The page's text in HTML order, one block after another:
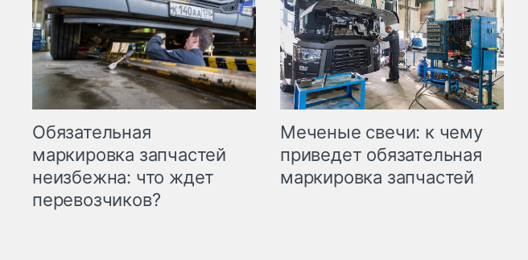
Обязательная
маркировка запчастей
неизбежна: что ждет
перевозчиков?
Меченые свечи: к чему
приведет обязательная
маркировка запчастей